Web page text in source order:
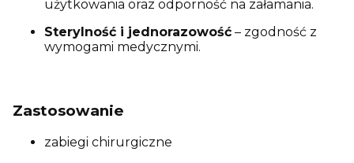
użytkowania oraz odporność na załamania.
Sterylność i jednorazowość – zgodność z
wymogami medycznymi.
Zastosowanie
zabiegi chirurgiczne